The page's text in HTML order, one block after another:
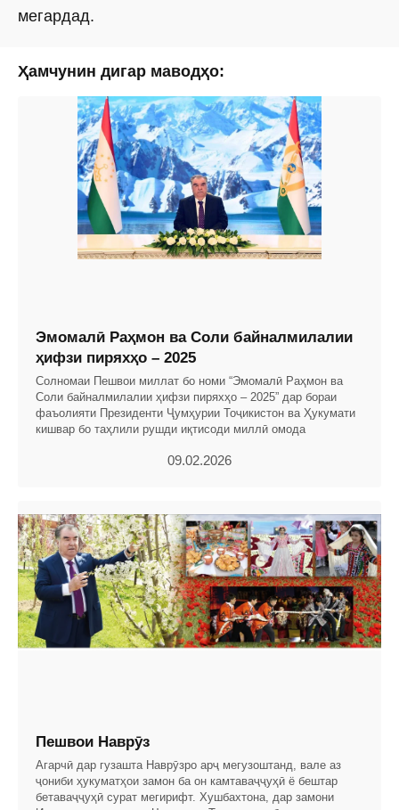
мегардад.
Ҳамчунин дигар маводҳо:
Эмомалӣ Раҳмон ва Соли байналмилалии
ҳифзи пиряхҳо – 2025
Солномаи Пешвои миллат бо номи “Эмомалӣ Раҳмон ва
Соли байналмилалии ҳифзи пиряхҳо – 2025” дар бораи
фаъолияти Президенти Ҷумҳурии Тоҷикистон ва Ҳукумати
кишвар бо таҳлили рушди иқтисоди миллӣ омода
09.02.2026
Пешвои Наврӯз
Агарчӣ дар гузашта Наврӯзро арҷ мегузоштанд, вале аз
ҷониби ҳукуматҳои замон ба он камтаваҷҷуҳӣ ё бештар
бетаваҷҷуҳӣ сурат мегирифт. Хушбахтона, дар замони